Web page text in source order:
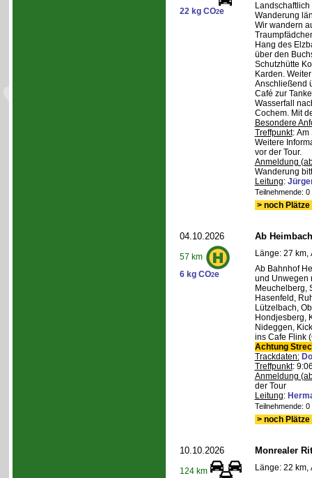
22 kg CO2e
Wanderung
Wir wandern
Hang des
über den
Schutzhütte
Karden.
Anschließend
Café zur
Wasserfall
Cochem. Mit
Besondere
Treffpunkt: Am
Weitere
vor der Tour.
Anmeldung
Wanderung
Leitung:
Teilnehmende:
> noch
04.10.2026
57 km
6 kg CO2e
Ab
Länge: 27 km,
Ab Bahnhof
und Unwegen
Meuchelberg,
Hasenfeld,
Lützelbach,
Hondjesberg,
Nideggen,
ins Cafe Flink
Achtung
Trackdaten:
Treffpunkt:
Anmeldung
der Tour
Leitung:
Teilnehmende:
> noch
10.10.2026
124 km
Monrealer
Länge: 22 km,